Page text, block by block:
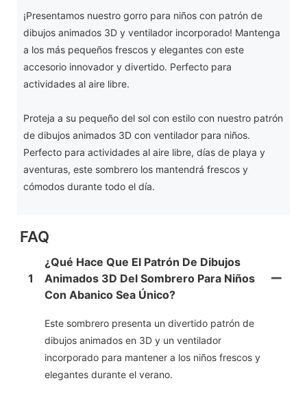
¡Presentamos nuestro gorro para niños con patrón de
dibujos animados 3D y ventilador incorporado! Mantenga
a los más pequeños frescos y elegantes con este
accesorio innovador y divertido. Perfecto para
actividades al aire libre.
Proteja a su pequeño del sol con estilo con nuestro patrón
de dibujos animados 3D con ventilador para niños.
Perfecto para actividades al aire libre, días de playa y
aventuras, este sombrero los mantendrá frescos y
cómodos durante todo el día.
FAQ
1
¿Qué Hace Que El Patrón De Dibujos
Animados 3D Del Sombrero Para Niños
Con Abanico Sea Único?
Este sombrero presenta un divertido patrón de
dibujos animados en 3D y un ventilador
incorporado para mantener a los niños frescos y
elegantes durante el verano.